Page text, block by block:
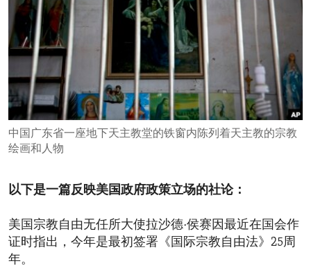
EUROPE
MIDDLE EAST
AID AND DEVELOPMENT
DEMOCRACY AND GOVERNANCE
ECONOMY AND TRADE
ENVIRONMENT AND HEALTH
IDEALS AND INSTITUTIONS
FOLLOW US
中国广东省一座地下天主教堂的铁窗内陈列着天主教的宗教
绘画和人物
以下是一篇反映美国政府政策立场的社论：
美国宗教自由无任所大使拉沙德·侯赛因最近在国会作
证时指出，今年是最初签署《国际宗教自由法》25周
年。